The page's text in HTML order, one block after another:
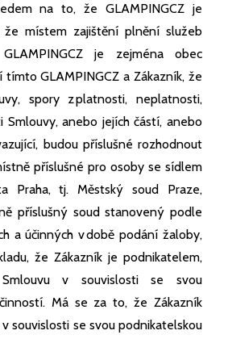
na to, že GLAMPINGCZ je
místem zajištění plnění služeb
GLAMPINGCZ je zejména obec
tímto GLAMPINGCZ a Zákazník, že
spory z platnosti, neplatnosti,
Smlouvy, anebo jejích částí, anebo
budou příslušné rozhodnout
příslušné pro osoby se sídlem
Praha, tj. Městský soud Praze,
příslušný soud stanovený podle
a účinných v době podání žaloby,
že Zákazník je podnikatelem,
v souvislosti se svou
Má se za to, že Zákazník
souvislosti se svou podnikatelskou